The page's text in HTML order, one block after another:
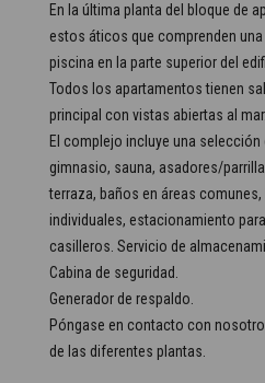
En la última planta del bloque de
estos áticos que comprenden
piscina en la parte superior del
Todos los apartamentos tienen
principal con vistas abiertas al mar.
El complejo incluye una
gimnasio, sauna, asadores/
terraza, baños en áreas
individuales, estacionamiento
casilleros. Servicio de
Cabina de seguridad.
Generador de respaldo.
Póngase en contacto con
de las diferentes plantas.